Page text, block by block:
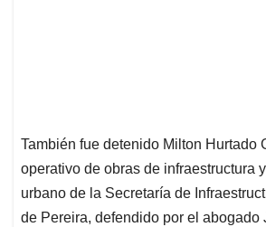
También fue detenido Milton Hurtado
operativo de obras de infraestructura
urbano de la Secretaría de
de Pereira, defendido por el abogado